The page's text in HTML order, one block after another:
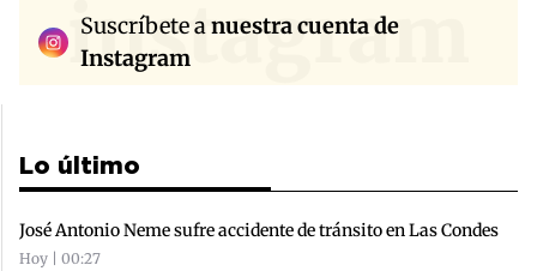
instagram
Suscríbete anuestra cuenta de
Instagram
Lo último
José Antonio Neme sufre accidente de tránsito en Las Condes
Hoy | 00:27